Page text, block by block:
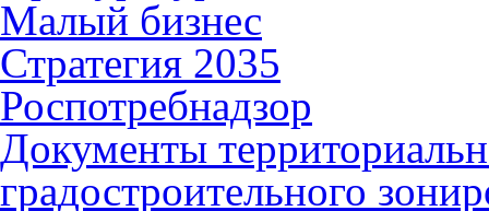
Малый бизнес
Стратегия 2035
Роспотребнадзор
Документы
градостроительного